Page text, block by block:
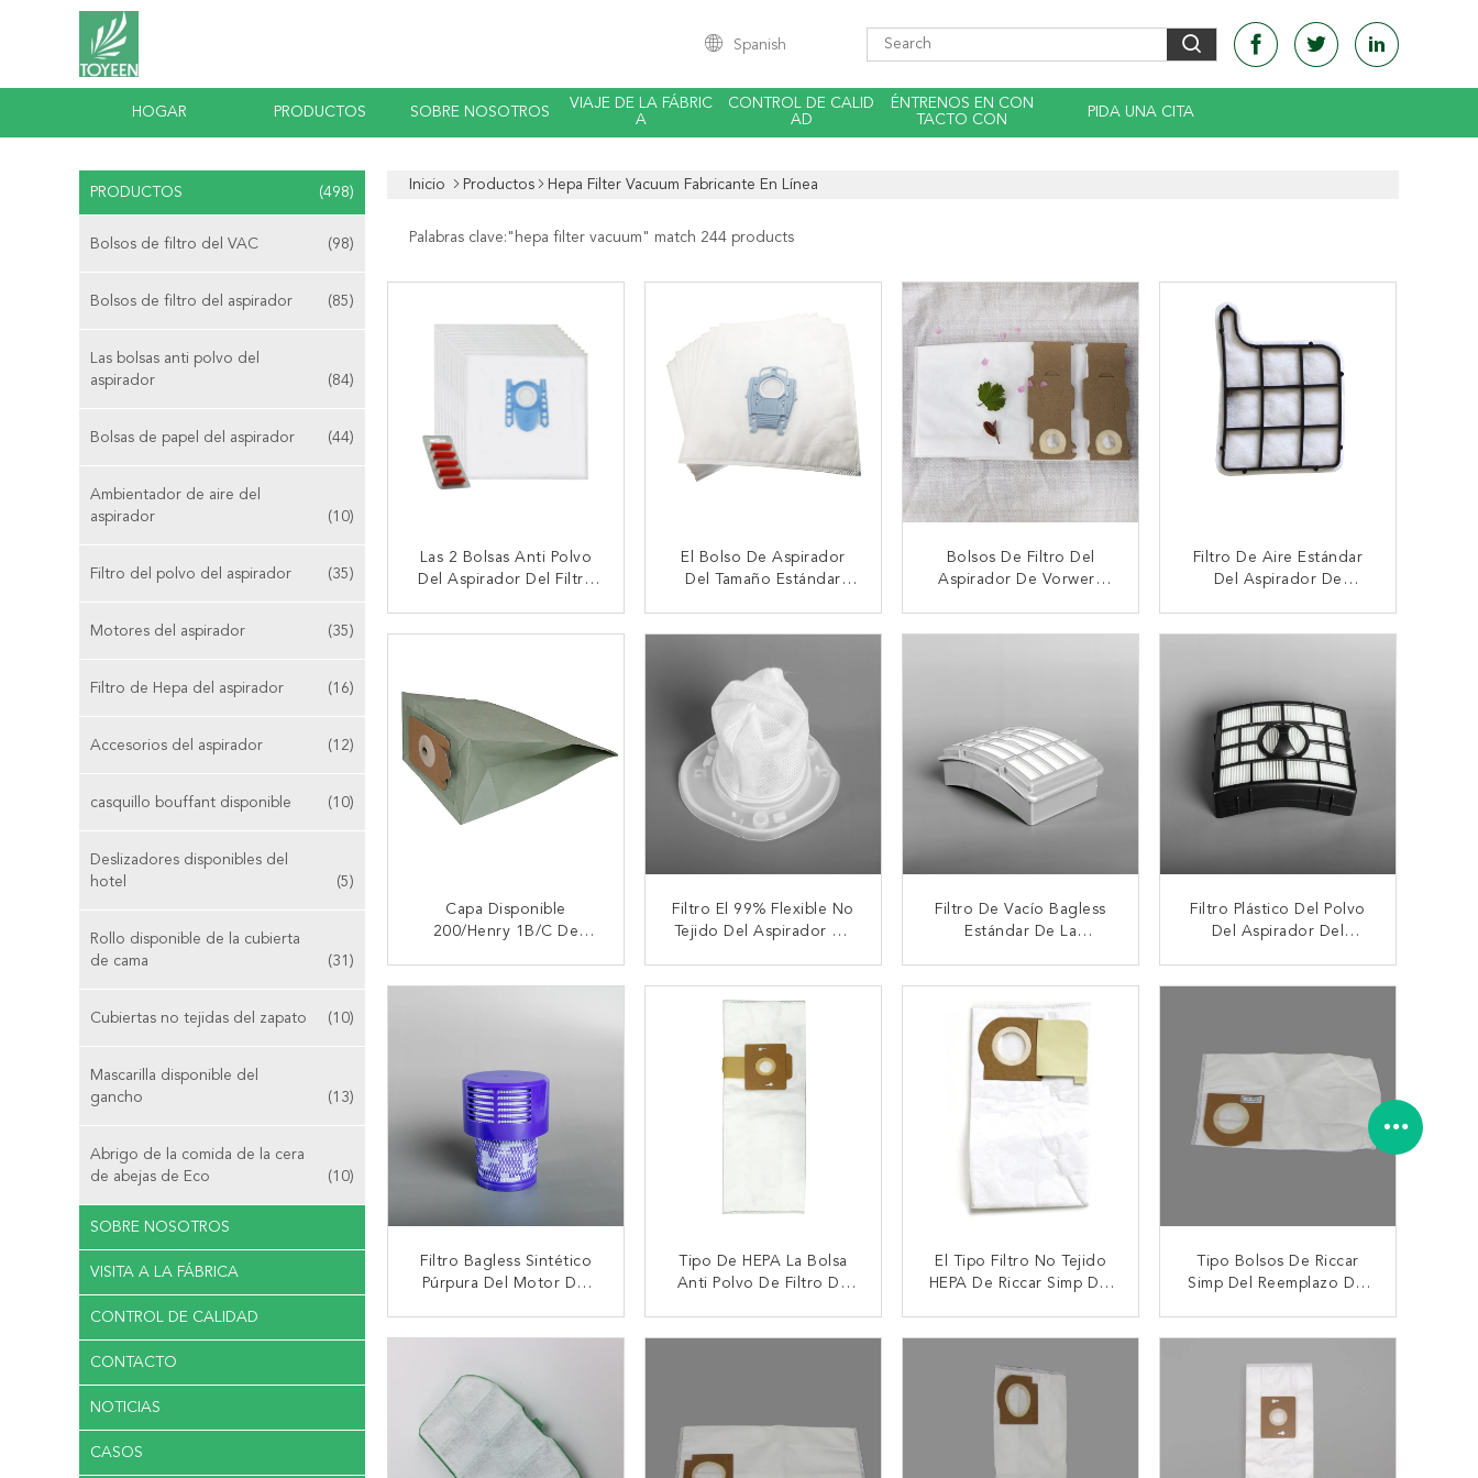
Spanish
HOGAR PRODUCTOS SOBRE NOSOTROS
VIAJE DE LA FÁBRIC
A
CONTROL DE CALID
AD
ÉNTRENOS EN CON
TACTO CON
PIDA UNA CITA
PRODUCTOS (498)
Bolsos de filtro del VAC (98)
Bolsos de filtro del aspirador (85)
Las bolsas anti polvo del
aspirador
(84)
Bolsas de papel del aspirador (44)
Ambientador de aire del
aspirador
(10)
Filtro del polvo del aspirador (35)
Motores del aspirador (35)
Filtro de Hepa del aspirador (16)
Accesorios del aspirador (12)
casquillo bouffant disponible (10)
Deslizadores disponibles del
hotel
(5)
Rollo disponible de la cubierta
de cama
(31)
Cubiertas no tejidas del zapato (10)
Mascarilla disponible del
gancho
(13)
Abrigo de la comida de la cera
de abejas de Eco
(10)
SOBRE NOSOTROS
VISITA A LA FÁBRICA
CONTROL DE CALIDAD
CONTACTO
NOTICIAS
CASOS
Inicio Productos Hepa Filter Vacuum Fabricante En Línea
Palabras clave:" hepa filter vacuum " match 244 products
Las 2 Bolsas Anti Polvo
Del Aspirador Del Filtro
CONTACTAR AHORA
El Bolso De Aspirador
Del Tamaño Estándar
VAC De Bolsos De Filtro
CONTACTAR AHORA
Bolsos De Filtro Del
Aspirador De Vorwerk
CONTACTAR AHORA
Filtro De Aire Estándar
Del Aspirador De
CONTACTAR AHORA
Capa Disponible
200/Henry 1B/C De
CONTACTAR AHORA
Filtro El 99% Flexible No
Tejido Del Aspirador De
CONTACTAR AHORA
Filtro De Vacío Bagless
Estándar De La
CONTACTAR AHORA
Filtro Plástico Del Polvo
Del Aspirador Del
CONTACTAR AHORA
Filtro Bagless Sintético
Púrpura Del Motor Del
CONTACTAR AHORA
Tipo De HEPA La Bolsa
Anti Polvo De Filtro De
CONTACTAR AHORA
El Tipo Filtro No Tejido
HEPA De Riccar Simp Del
Para El Aspirador
CONTACTAR AHORA
Tipo Bolsos De Riccar
Simp Del Reemplazo Del
CONTACTAR AHORA